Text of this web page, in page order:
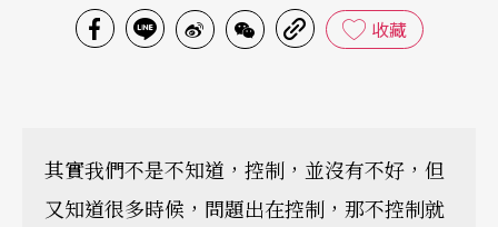
收藏
其實我們不是不知道，控制，並沒有不好，但
又知道很多時候，問題出在控制，那不控制就